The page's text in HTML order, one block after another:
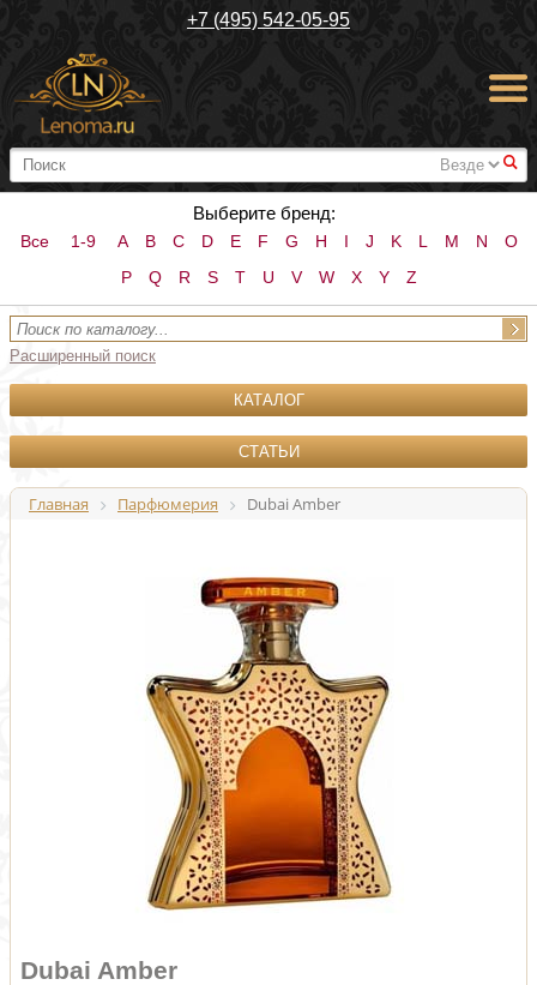
+7 (495) 542-05-95
#
Выберите бренд:
Все 1-9 A B C D E F G H I J K L M N
O
P
Q R S T U V W X Y Z
Расширенный поиск
КАТАЛОГ
СТАТЬИ
Главная Парфюмерия Dubai Amber
Dubai Amber